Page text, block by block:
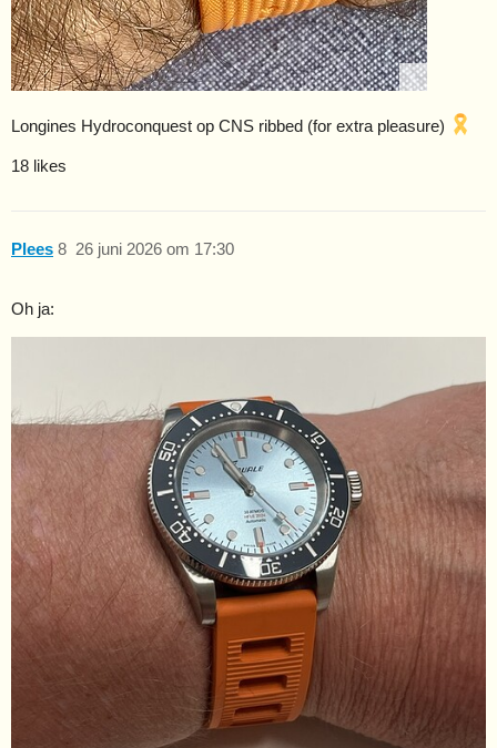
Longines Hydroconquest op CNS ribbed (for extra pleasure)
18 likes
Plees 26 juni 2026 om 17:30
8
Oh ja: